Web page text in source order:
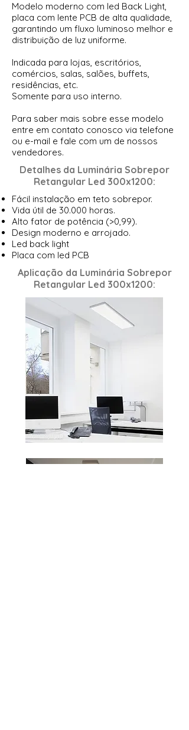
Modelo moderno com led Back Light,
placa com lente PCB de alta qualidade,
garantindo um fluxo luminoso melhor e
distribuição de luz uniforme.
Indicada para lojas, escritórios,
comércios, salas, salões, buffets,
residências, etc.
Somente para uso interno.
Para saber mais sobre esse modelo
entre em contato conosco via telefone
ou e-mail e fale com um de nossos
vendedores.
Detalhes da Luminária Sobrepor
Retangular Led 300x1200:
Fácil instalação em teto sobrepor.
Vida útil de 30.000 horas.
Alto fator de potência (>0,99).
Design moderno e arrojado.
Led back light
Placa com led PCB
Aplicação da Luminária Sobrepor
Retangular Led 300x1200: